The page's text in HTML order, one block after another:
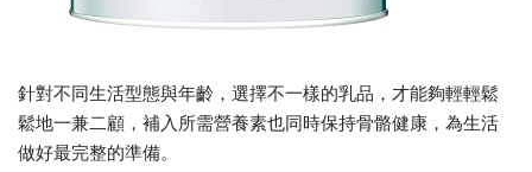
針對不同生活型態與年齡，選擇不一樣的乳品，才能夠輕輕鬆
鬆地一兼二顧，補入所需營養素也同時保持骨骼健康，為生活
做好最完整的準備。